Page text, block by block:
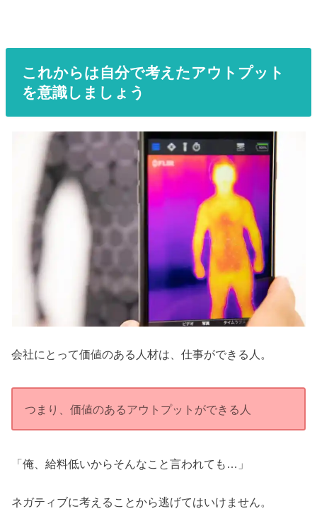
これからは自分で考えたアウトプット
を意識しましょう
会社にとって価値のある人材は、仕事ができる人。
つまり、価値のあるアウトプットができる人
「俺、給料低いからそんなこと言われても…」
ネガティブに考えることから逃げてはいけません。